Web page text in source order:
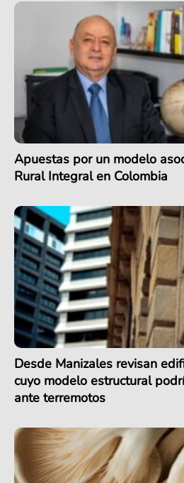
Apuestas por un modelo
Rural Integral en Colombia
Desde Manizales revisan
cuyo modelo estructural
ante terremotos